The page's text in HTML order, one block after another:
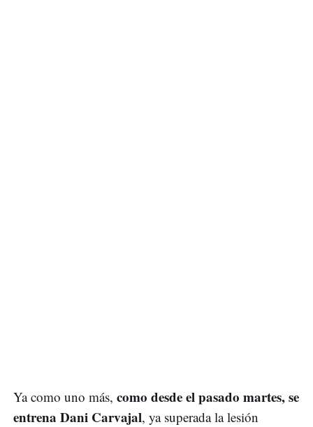
Ya como uno más, como desde el pasado martes, se
entrena Dani Carvajal, ya superada la lesión